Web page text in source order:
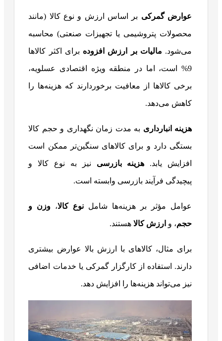
عوارض گمرکی بر اساس ارزش و نوع کالا (مانند
محصولات پتروشیمی یا تجهیزات صنعتی) محاسبه
می‌شود. مالیات بر ارزش افزوده برای اکثر کالاها
9% است، اما در منطقه ویژه اقتصادی عسلویه،
برخی کالاها از معافیت برخوردارند که هزینه‌ها را
کاهش می‌دهد.
هزینه انبارداری به مدت زمان نگهداری و حجم کالا
بستگی دارد و برای کالاهای سنگین‌تر ممکن است
افزایش یابد. هزینه بازرسی نیز به نوع کالا و
پیچیدگی فرآیند بازرسی وابسته است.
عوامل مؤثر بر هزینه‌ها شامل نوع کالا، وزن و
حجم، و ارزش کالا هستند.
برای مثال، کالاهای با ارزش بالا عوارض بیشتری
دارند. استفاده از کارگزار گمرکی یا خدمات اضافی
نیز می‌تواند هزینه‌ها را افزایش دهد.